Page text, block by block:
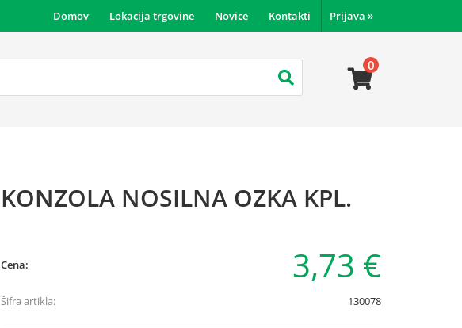
Prijava »
Domov Lokacija trgovine Novice Kontakti
0
KONZOLA NOSILNA OZKA KPL.
Cena: 3,73 €
Šifra artikla: 130078